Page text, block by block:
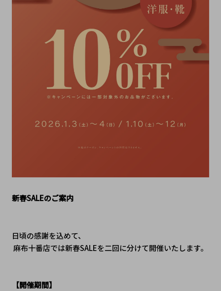
新春SALEのご案内
日頃の感謝を込めて、
麻布十番店では新春SALEを二回に分けて開催いたします。
【開催期間】